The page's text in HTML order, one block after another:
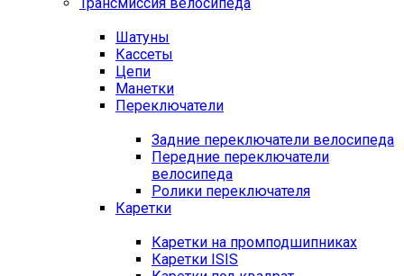
Шатуны
Кассеты
Цепи
Манетки
Переключатели
Задние переключатели велосипеда
Передние переключатели
велосипеда
Ролики переключателя
Каретки
Каретки на промподшипниках
Каретки ISIS